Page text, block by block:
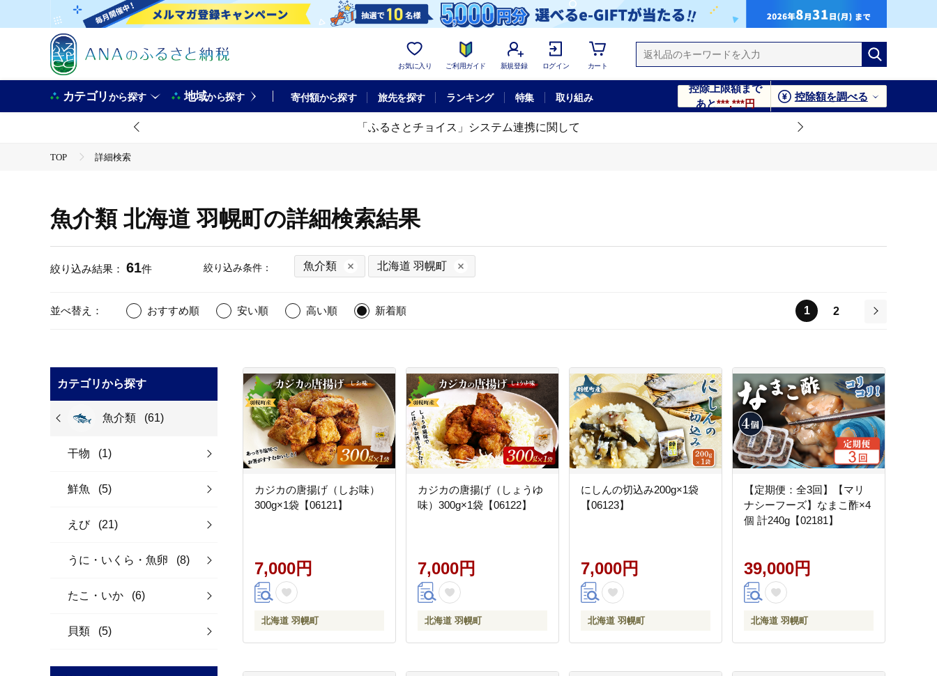
お気に入り ご利用ガイド 新規登録 ログイン カート
カテゴリから探す 地域から探す 寄付額から探す 旅先を探す ランキング 特集 取り組み
控除上限額まで
あと***,***円
控除額を調べる
「ふるさとチョイス」システム連携に関して
TOP 詳細検索
魚介類 北海道 羽幌町の詳細検索結果
絞り込み結果： 61件 絞り込み条件： 魚介類 北海道 羽幌町
並べ替え： おすすめ順 安い順 高い順 新着順 1
2
カテゴリから探す
魚介類 (61)
干物 (1)
鮮魚 (5)
えび (21)
うに・いくら・魚卵 (8)
たこ・いか (6)
貝類 (5)
カジカの唐揚げ（しお味）
300g×1袋【06121】
7,000円
北海道 羽幌町
カジカの唐揚げ（しょうゆ
味）300g×1袋【06122】
7,000円
北海道 羽幌町
にしんの切込み200g×1袋
【06123】
7,000円
北海道 羽幌町
【定期便：全3回】【マリ
ナシーフーズ】なまこ酢×4
個 計240g【02181】
39,000円
北海道 羽幌町